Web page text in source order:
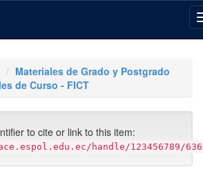
Materiales de Grado y Postgrado
de Curso - FICT
to cite or link to this item:
handle/123456789/